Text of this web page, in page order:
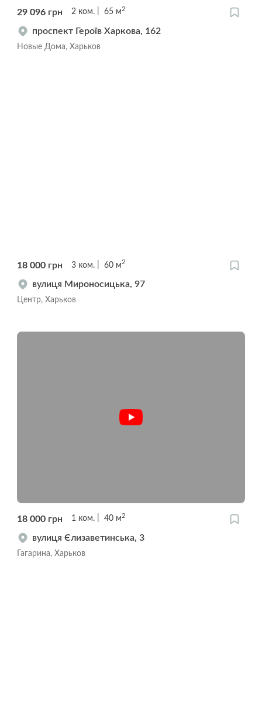
29 096 грн 2 ком. 65 м 2
проспект Героїв Харкова, 162
Новые Дома, Харьков
18 000 грн 3 ком. 60 м2
вулиця Мироносицька, 97
Центр, Харьков
18 000 грн 1 ком. 40 м 2
вулиця Єлизаветинська, 3
Гагарина, Харьков